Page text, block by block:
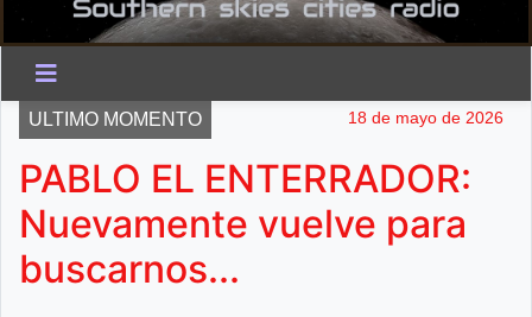
ULTIMO MOMENTO 18 de mayo de 2026
PABLO EL ENTERRADOR:
Nuevamente vuelve para
buscarnos...